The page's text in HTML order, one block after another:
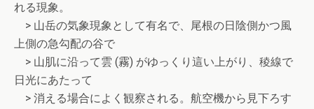
れる現象。
> 山岳の気象現象として有名で、尾根の日陰側かつ風
上側の急勾配の谷で
> 山肌に沿って雲 (霧) がゆっくり這い上がり、稜線で
日光にあたって
> 消える場合によく観察される。航空機から見下ろす